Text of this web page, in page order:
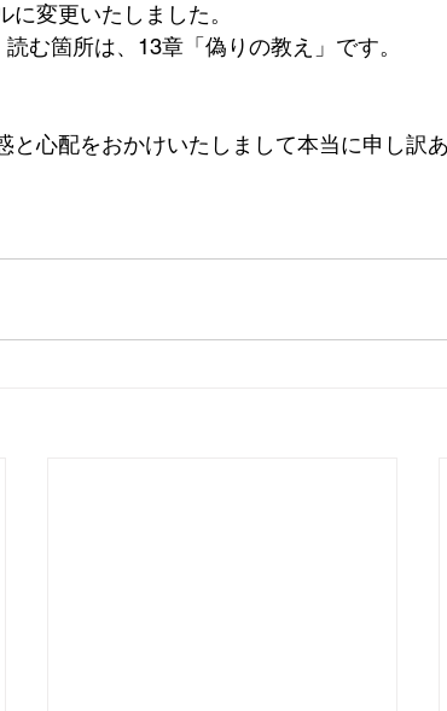
変更いたしました。
む箇所は、13章「偽りの教え」です。
と心配をおかけいたしまして本当に申し訳